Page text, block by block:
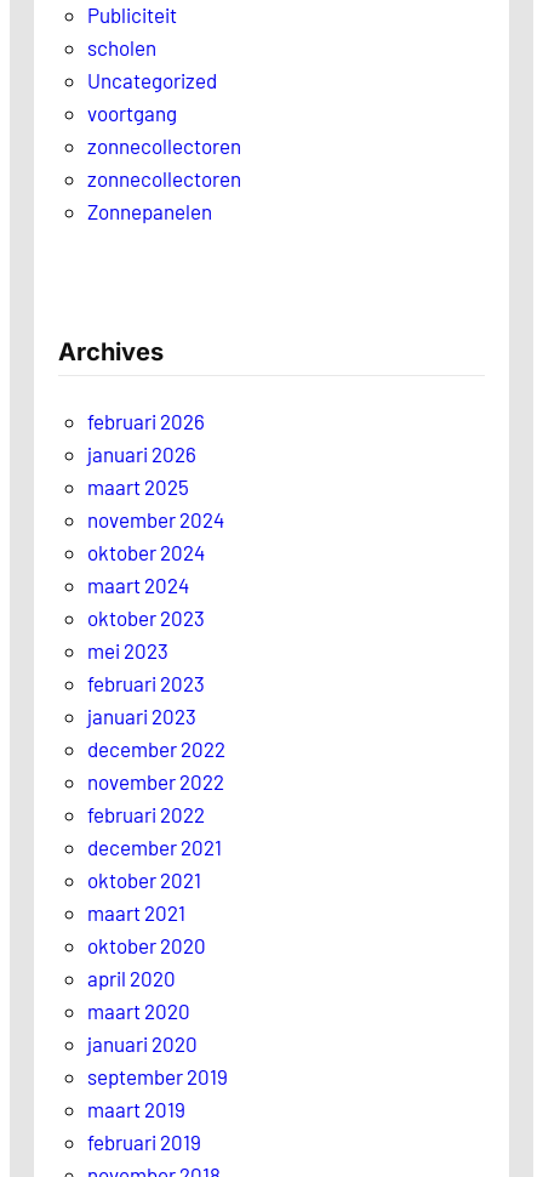
Publiciteit
scholen
Uncategorized
voortgang
zonnecollectoren
zonnecollectoren
Zonnepanelen
Archives
februari 2026
januari 2026
maart 2025
november 2024
oktober 2024
maart 2024
oktober 2023
mei 2023
februari 2023
januari 2023
december 2022
november 2022
februari 2022
december 2021
oktober 2021
maart 2021
oktober 2020
april 2020
maart 2020
januari 2020
september 2019
maart 2019
februari 2019